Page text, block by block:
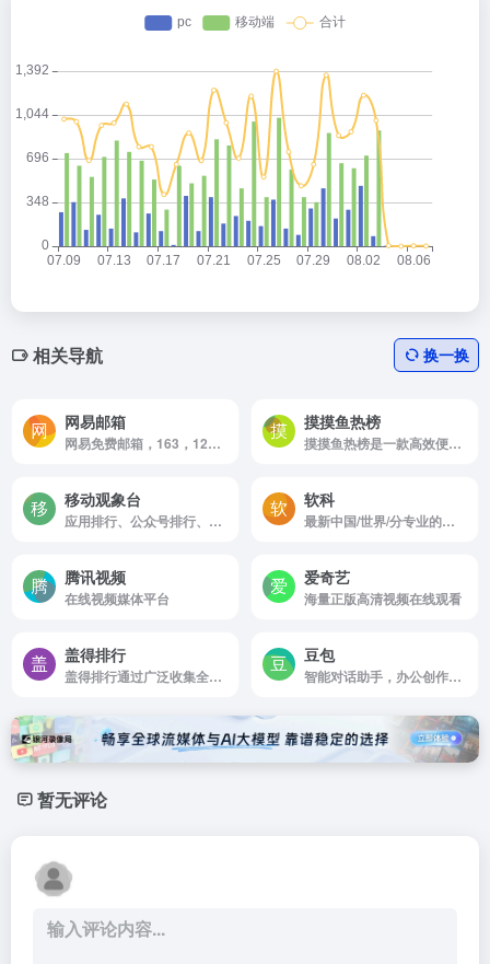
相关导航 换一换
网易邮箱
网易免费邮箱，163，126，yeah邮箱登陆
摸摸鱼热榜
摸摸鱼热榜是一款高效便捷的热榜聚合工具，旨在帮助用户在信息爆炸的时代快速筛选并获取感兴趣的信息。
移动观象台
应用排行、公众号排行、App Store排行、终端指数、数据报告、市场洞察，用户画像
软科
最新中国/世界/分专业的大学排名
腾讯视频
在线视频媒体平台
爱奇艺
海量正版高清视频在线观看
盖得排行
盖得排行通过广泛收集全球最专业的消费测评数据，结合独立调研测评，发布公正的消费排行榜
豆包
智能对话助手，办公创作全能
暂无评论